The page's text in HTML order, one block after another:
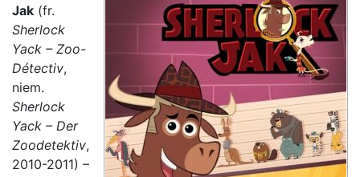
Jak (fr.
Sherlock
Yack – Zoo-
Détectiv,
niem.
Sherlock
Yack – Der
Zoodetektiv,
2010-2011) –